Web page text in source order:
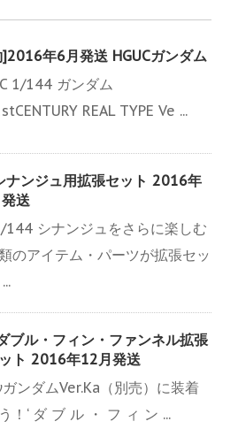
年6月発送 HGUCガンダム
1/144 ガンダム
REAL TYPE Ve ...
ナンジュ用拡張セット 2016年
送
144 シナンジュをさらに楽しむ
のアイテム・パーツが拡張セッ
ブル・フィン・ファンネル拡張
ト 2016年12月発送
ガンダムVer.Ka（別売）に装着
！‘ ダ ブ ル ・ フ ィ ン ...